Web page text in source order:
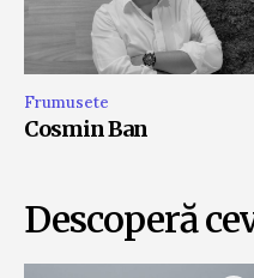
Frumusete
Cosmin Ban
Descoperă